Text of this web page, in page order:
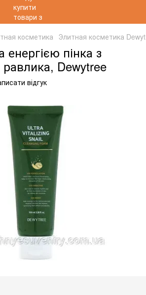
косметика Элитная косметика
пінка з
Dewytree
відгук